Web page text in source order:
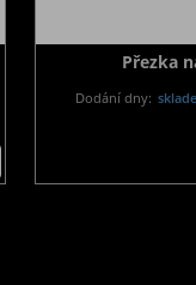
Přezka
Dodání dny: